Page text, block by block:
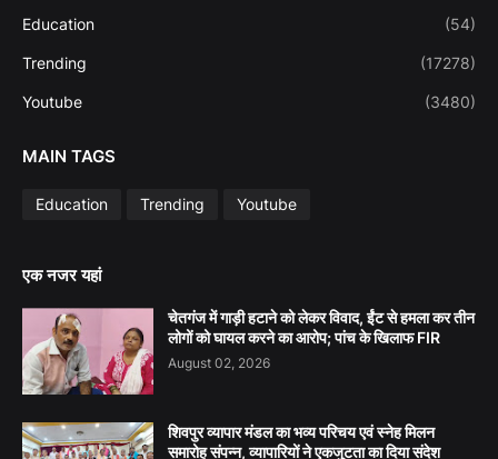
Education (54)
Trending (17278)
Youtube (3480)
MAIN TAGS
Education Trending Youtube
एक नजर यहां
चेतगंज में गाड़ी हटाने को लेकर विवाद, ईंट से हमला कर तीन
लोगों को घायल करने का आरोप; पांच के खिलाफ FIR
August 02, 2026
शिवपुर व्यापार मंडल का भव्य परिचय एवं स्नेह मिलन
समारोह संपन्न, व्यापारियों ने एकजुटता का दिया संदेश